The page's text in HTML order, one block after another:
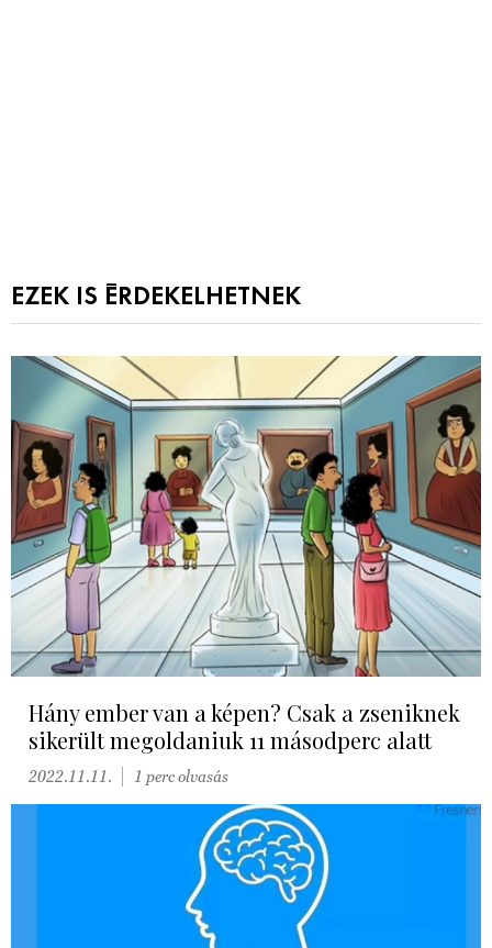
EZEK IS ÉRDEKELHETNEK
Hány ember van a képen? Csak a zseniknek
sikerült megoldaniuk 11 másodperc alatt
2022.11.11. 1 perc olvasás